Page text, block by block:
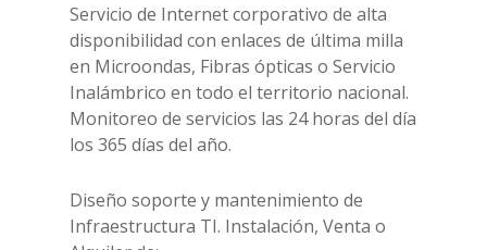
Servicio de Internet corporativo de alta
disponibilidad con enlaces de última milla
en Microondas, Fibras ópticas o Servicio
Inalámbrico en todo el territorio nacional.
Monitoreo de servicios las 24 horas del día
los 365 días del año.
Diseño soporte y mantenimiento de
Infraestructura TI. Instalación, Venta o